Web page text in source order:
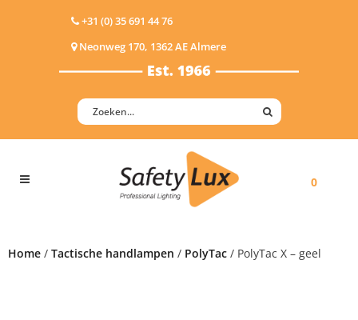
+31 (0) 35 691 44 76
Neonweg 170, 1362 AE Almere
0
Home / Tactische handlampen / PolyTac / PolyTac X – geel